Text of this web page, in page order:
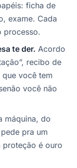
ficha de
exame. Cada
processo.
te der. Acordo
recibo de
você tem
você não
máquina, do
pra um
proteção é ouro